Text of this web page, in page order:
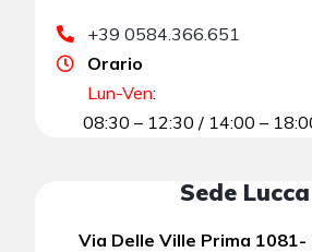
+39 0584.366.651
Orario
Lun-Ven:
08:30 – 12:30 / 14:00 –
Sede Lucca
Via Delle Ville Prima 1081-